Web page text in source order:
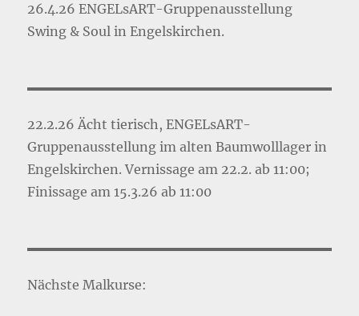
26.4.26 ENGELsART-Gruppenausstellung
Swing & Soul in Engelskirchen.
22.2.26 Ächt tierisch, ENGELsART-
Gruppenausstellung im alten Baumwolllager in
Engelskirchen. Vernissage am 22.2. ab 11:00;
Finissage am 15.3.26 ab 11:00
Nächste Malkurse: